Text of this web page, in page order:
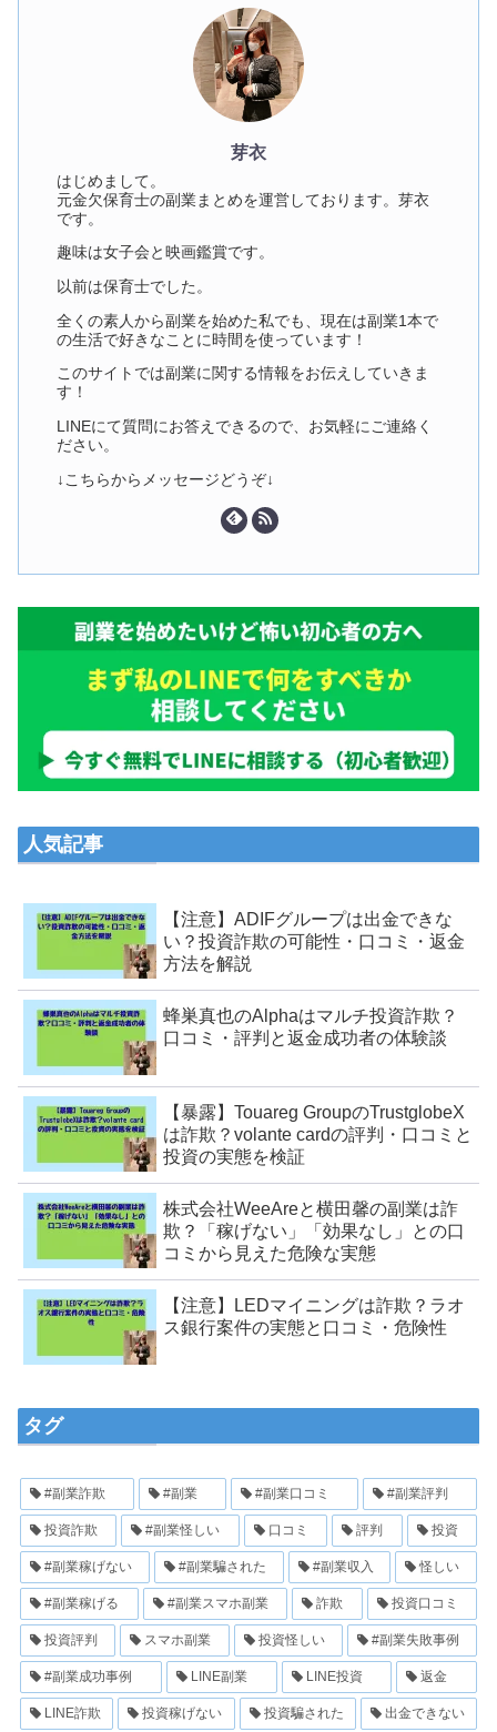
芽衣
はじめまして。
元金欠保育士の副業まとめを運営しております。芽衣
です。
趣味は女子会と映画鑑賞です。
以前は保育士でした。
全くの素人から副業を始めた私でも、現在は副業1本で
の生活で好きなことに時間を使っています！
このサイトでは副業に関する情報をお伝えしていきま
す！
LINEにて質問にお答えできるので、お気軽にご連絡く
ださい。
↓こちらからメッセージどうぞ↓
人気記事
【注意】ADIFグループは出金できな
い？投資詐欺の可能性・口コミ・返金
方法を解説
蜂巣真也のAlphaはマルチ投資詐欺？
口コミ・評判と返金成功者の体験談
【暴露】Touareg GroupのTrustglobeX
は詐欺？volante cardの評判・口コミと
投資の実態を検証
株式会社WeeAreと横田馨の副業は詐
欺？「稼げない」「効果なし」との口
コミから見えた危険な実態
【注意】LEDマイニングは詐欺？ラオ
ス銀行案件の実態と口コミ・危険性
タグ
#副業詐欺 #副業 #副業口コミ #副業評判
投資詐欺 #副業怪しい 口コミ 評判 投資
#副業稼げない #副業騙された #副業収入 怪しい
#副業稼げる #副業スマホ副業 詐欺 投資口コミ
投資評判 スマホ副業 投資怪しい #副業失敗事例
#副業成功事例 LINE副業 LINE投資 返金
LINE詐欺 投資稼げない 投資騙された 出金できない